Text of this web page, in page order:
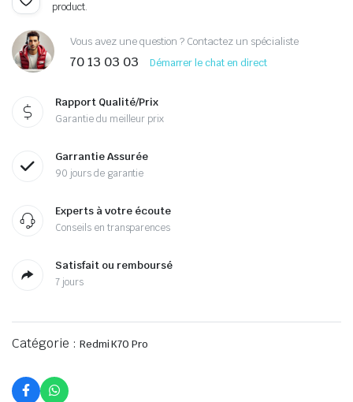
product.
Vous avez une question ? Contactez un spécialiste
70 13 03 03 Démarrer le chat en direct
Rapport Qualité/Prix
Garantie du meilleur prix
Garrantie Assurée
90 jours de garantie
Experts à votre écoute
Conseils en transparences
Satisfait ou remboursé
7 jours
Catégorie : Redmi K70 Pro